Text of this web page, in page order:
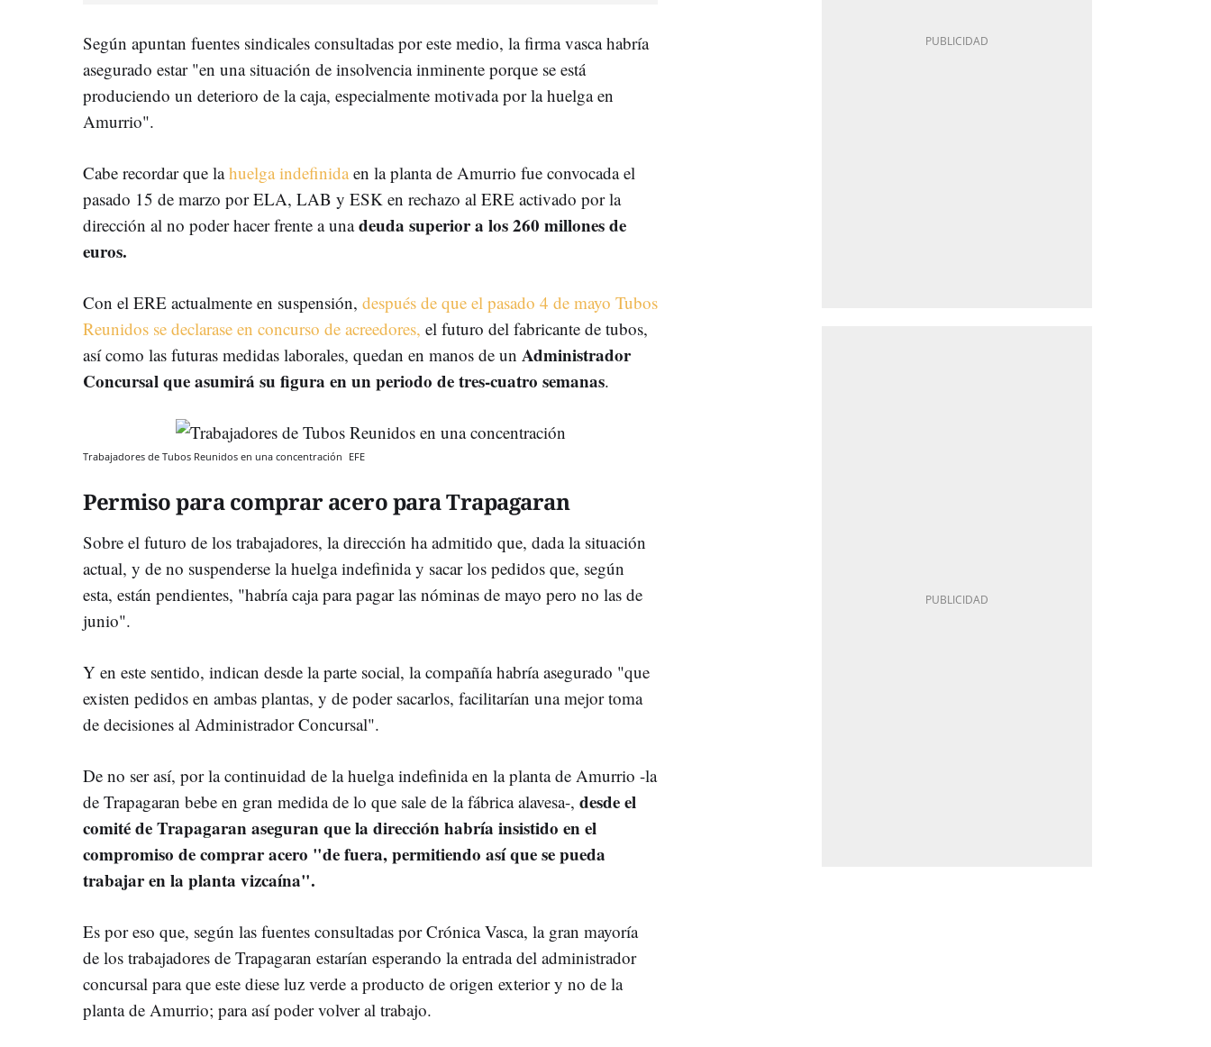
Según apuntan fuentes sindicales consultadas por este medio, la firma vasca habría
asegurado estar "en una situación de insolvencia inminente porque se está
produciendo un deterioro de la caja, especialmente motivada por la huelga en
Amurrio".
Cabe recordar que lahuelga indefinidaen la planta de Amurrio fue convocada el
pasado 15 de marzo por ELA, LAB y ESK en rechazo al ERE activado por la
dirección al no poder hacer frente a unadeuda superior a los 260 millones de
euros.
Con el ERE actualmente en suspensión, después de que el pasado 4 de mayo Tubos
Reunidos se declarase en concurso de acreedores, el futuro del fabricante de tubos,
así como las futuras medidas laborales, quedan en manos de un Administrador
Concursal que asumirá su figura en un periodo de tres-cuatro semanas.
Trabajadores de Tubos Reunidos en una concentración EFE
Permiso para comprar acero para Trapagaran
Sobre el futuro de los trabajadores, la dirección ha admitido que, dada la situación
actual, y de no suspenderse la huelga indefinida y sacar los pedidos que, según
esta, están pendientes, "habría caja para pagar las nóminas de mayo pero no las de
junio".
Y en este sentido, indican desde la parte social, la compañía habría asegurado "que
existen pedidos en ambas plantas, y de poder sacarlos, facilitarían una mejor toma
de decisiones al Administrador Concursal".
De no ser así, por la continuidad de la huelga indefinida en la planta de Amurrio -la
de Trapagaran bebe en gran medida de lo que sale de la fábrica alavesa-, desde el
comité de Trapagaran aseguran que la dirección habría insistido en el
compromiso de comprar acero "de fuera, permitiendo así que se pueda
trabajar en la planta vizcaína".
Es por eso que, según las fuentes consultadas por Crónica Vasca, la gran mayoría
de los trabajadores de Trapagaran estarían esperando la entrada del administrador
concursal para que este diese luz verde a producto de origen exterior y no de la
planta de Amurrio; para así poder volver al trabajo.